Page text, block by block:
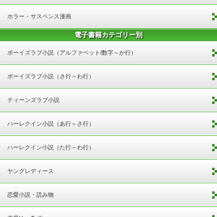
ホラー・サスペンス漫画
電子書籍カテゴリー別
ボーイズラブ小説（アルファベット/数字～か行）
ボーイズラブ小説（さ行～わ行）
ティーンズラブ小説
ハーレクイン小説（あ行～さ行）
ハーレクイン小説（た行～わ行）
ヤングレディース
恋愛小説・読み物